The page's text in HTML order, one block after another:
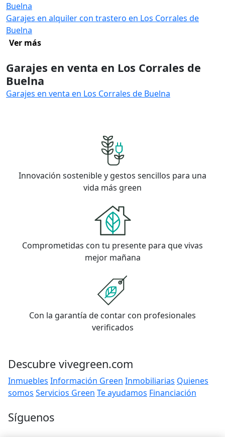
Buelna
Garajes en alquiler con trastero en Los Corrales de
Buelna
Ver más
Garajes en venta en Los Corrales de
Buelna
Garajes en venta en Los Corrales de Buelna
Innovación sostenible y gestos sencillos para una
vida más green
Comprometidas con tu presente para que vivas
mejor mañana
Con la garantía de contar con profesionales
verificados
Descubre vivegreen.com
Inmuebles Información Green Inmobiliarias Quienes
somos Servicios Green Te ayudamos Financiación
Síguenos